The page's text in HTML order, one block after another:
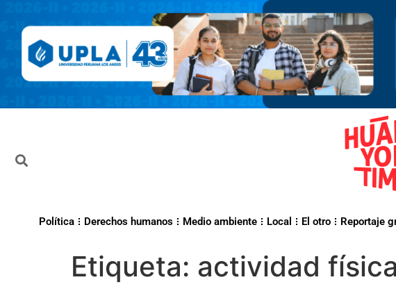
Política Derechos humanos Medio ambiente Local El otro Reportaje
Etiqueta: actividad física